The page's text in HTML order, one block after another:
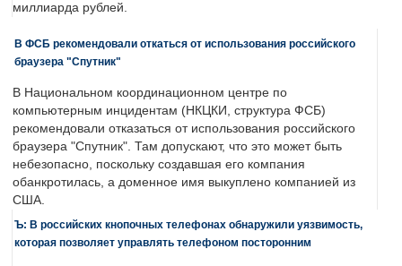
миллиарда рублей.
В ФСБ рекомендовали откаться от использования российского
браузера "Спутник"
В Национальном координационном центре по
компьютерным инцидентам (НКЦКИ, структура ФСБ)
рекомендовали отказаться от использования российского
браузера "Спутник". Там допускают, что это может быть
небезопасно, поскольку создавшая его компания
обанкротилась, а доменное имя выкуплено компанией из
США.
Ъ: В российских кнопочных телефонах обнаружили уязвимость,
которая позволяет управлять телефоном посторонним